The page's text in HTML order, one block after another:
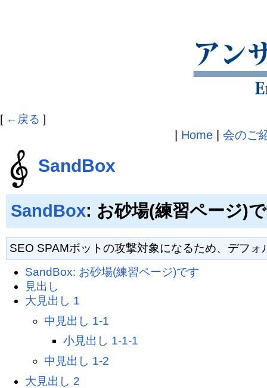
[ ←戻る ]
Home 会のご
SandBox
SandBox: お砂場(練習ページ)
SEO SPAMボットの攻撃対象になるため、デフ
SandBox: お砂場(練習ページ)です
見出し
大見出し 1
中見出し 1-1
小見出し 1-1-1
中見出し 1-2
大見出し 2